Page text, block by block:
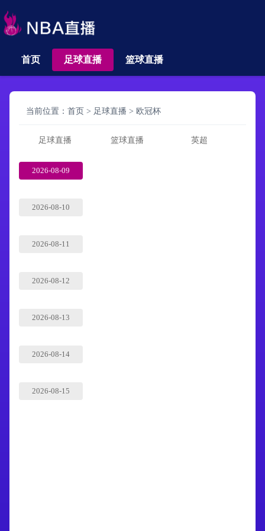
首页 足球直播 篮球直播
当前位置： 首页 > 足球直播 > 欧冠杯
足球直播 篮球直播 英超
2026-08-09
2026-08-10
2026-08-11
2026-08-12
2026-08-13
2026-08-14
2026-08-15